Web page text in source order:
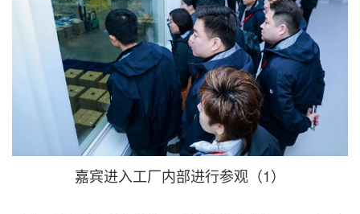
嘉宾进入工厂内部进行参观（1）